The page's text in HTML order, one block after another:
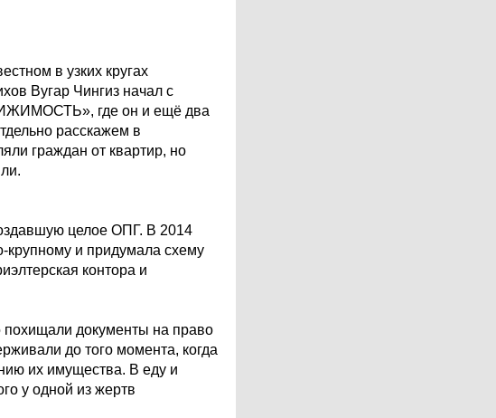
в узких кругах
Вугар Чингиз начал с
где он и ещё два
расскажем в
граждан от квартир, но
целое ОПГ. В 2014
крупному и придумала схему
контора и
похищали документы на право
до того момента, когда
их имущества. В еду и
у одной из жертв